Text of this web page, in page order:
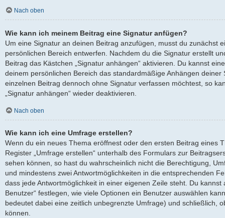
Nach oben
Wie kann ich meinem Beitrag eine Signatur anfügen?
Um eine Signatur an deinen Beitrag anzufügen, musst du zunächst
persönlichen Bereich entwerfen. Nachdem du die Signatur erstellt
Beitrag das Kästchen „Signatur anhängen“ aktivieren. Du kannst
deinem persönlichen Bereich das standardmäßige Anhängen
einzelnen Beitrag dennoch ohne Signatur verfassen möchtest, so
„Signatur anhängen“ wieder deaktivieren.
Nach oben
Wie kann ich eine Umfrage erstellen?
Wenn du ein neues Thema eröffnest oder den ersten Beitrag eines
Register „Umfrage erstellen“ unterhalb des Formulars zur
sehen können, so hast du wahrscheinlich nicht die Berechtigung,
und mindestens zwei Antwortmöglichkeiten in die entsprechenden
dass jede Antwortmöglichkeit in einer eigenen Zeile steht. Du kannst
Benutzer“ festlegen, wie viele Optionen ein Benutzer auswählen
bedeutet dabei eine zeitlich unbegrenzte Umfrage) und schließlich,
können.